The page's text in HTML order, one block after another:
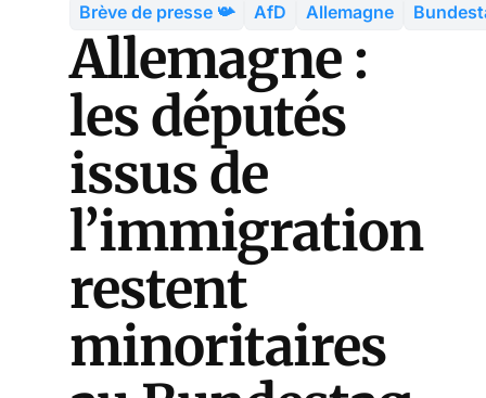
Brève de presse 📯 AfD Allemagne
Allemagne :
les députés
issus de
l’immigration
restent
minoritaires